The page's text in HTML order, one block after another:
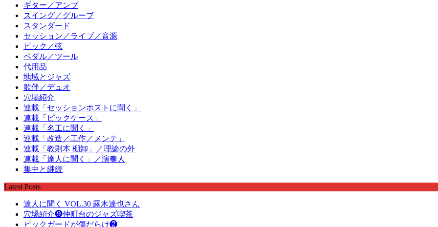
ギター／アンプ
スイング／グルーブ
スタンダード
セッション／ライブ／音源
ピック／弦
ペダル／ツール
代用品
地域とジャズ
歌伴／デュオ
穴場紹介
連載「セッションホストに聞く」
連載「ピックケース」
連載「名工に聞く」
連載「改造／工作／メンテ」
連載「教則本 棚卸」／理論の外
連載「達人に聞く」／演奏人
集中と継続
Latest Posts
達人に聞く VOL.30 露木達也さん
穴場紹介❾仲町台のジャズ喫茶
ピックガードが傷だらけ❷